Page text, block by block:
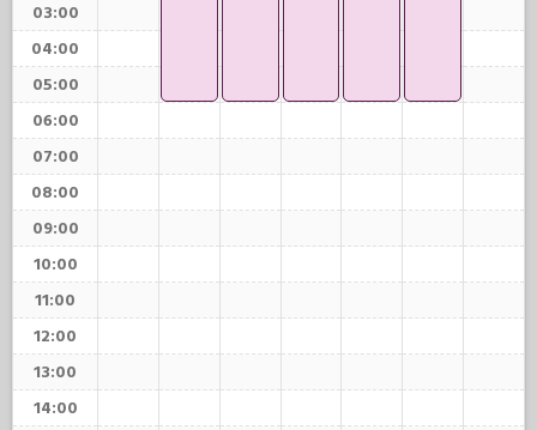
03:00
04:00
05:00
06:00
07:00
08:00
09:00
10:00
11:00
12:00
13:00
14:00